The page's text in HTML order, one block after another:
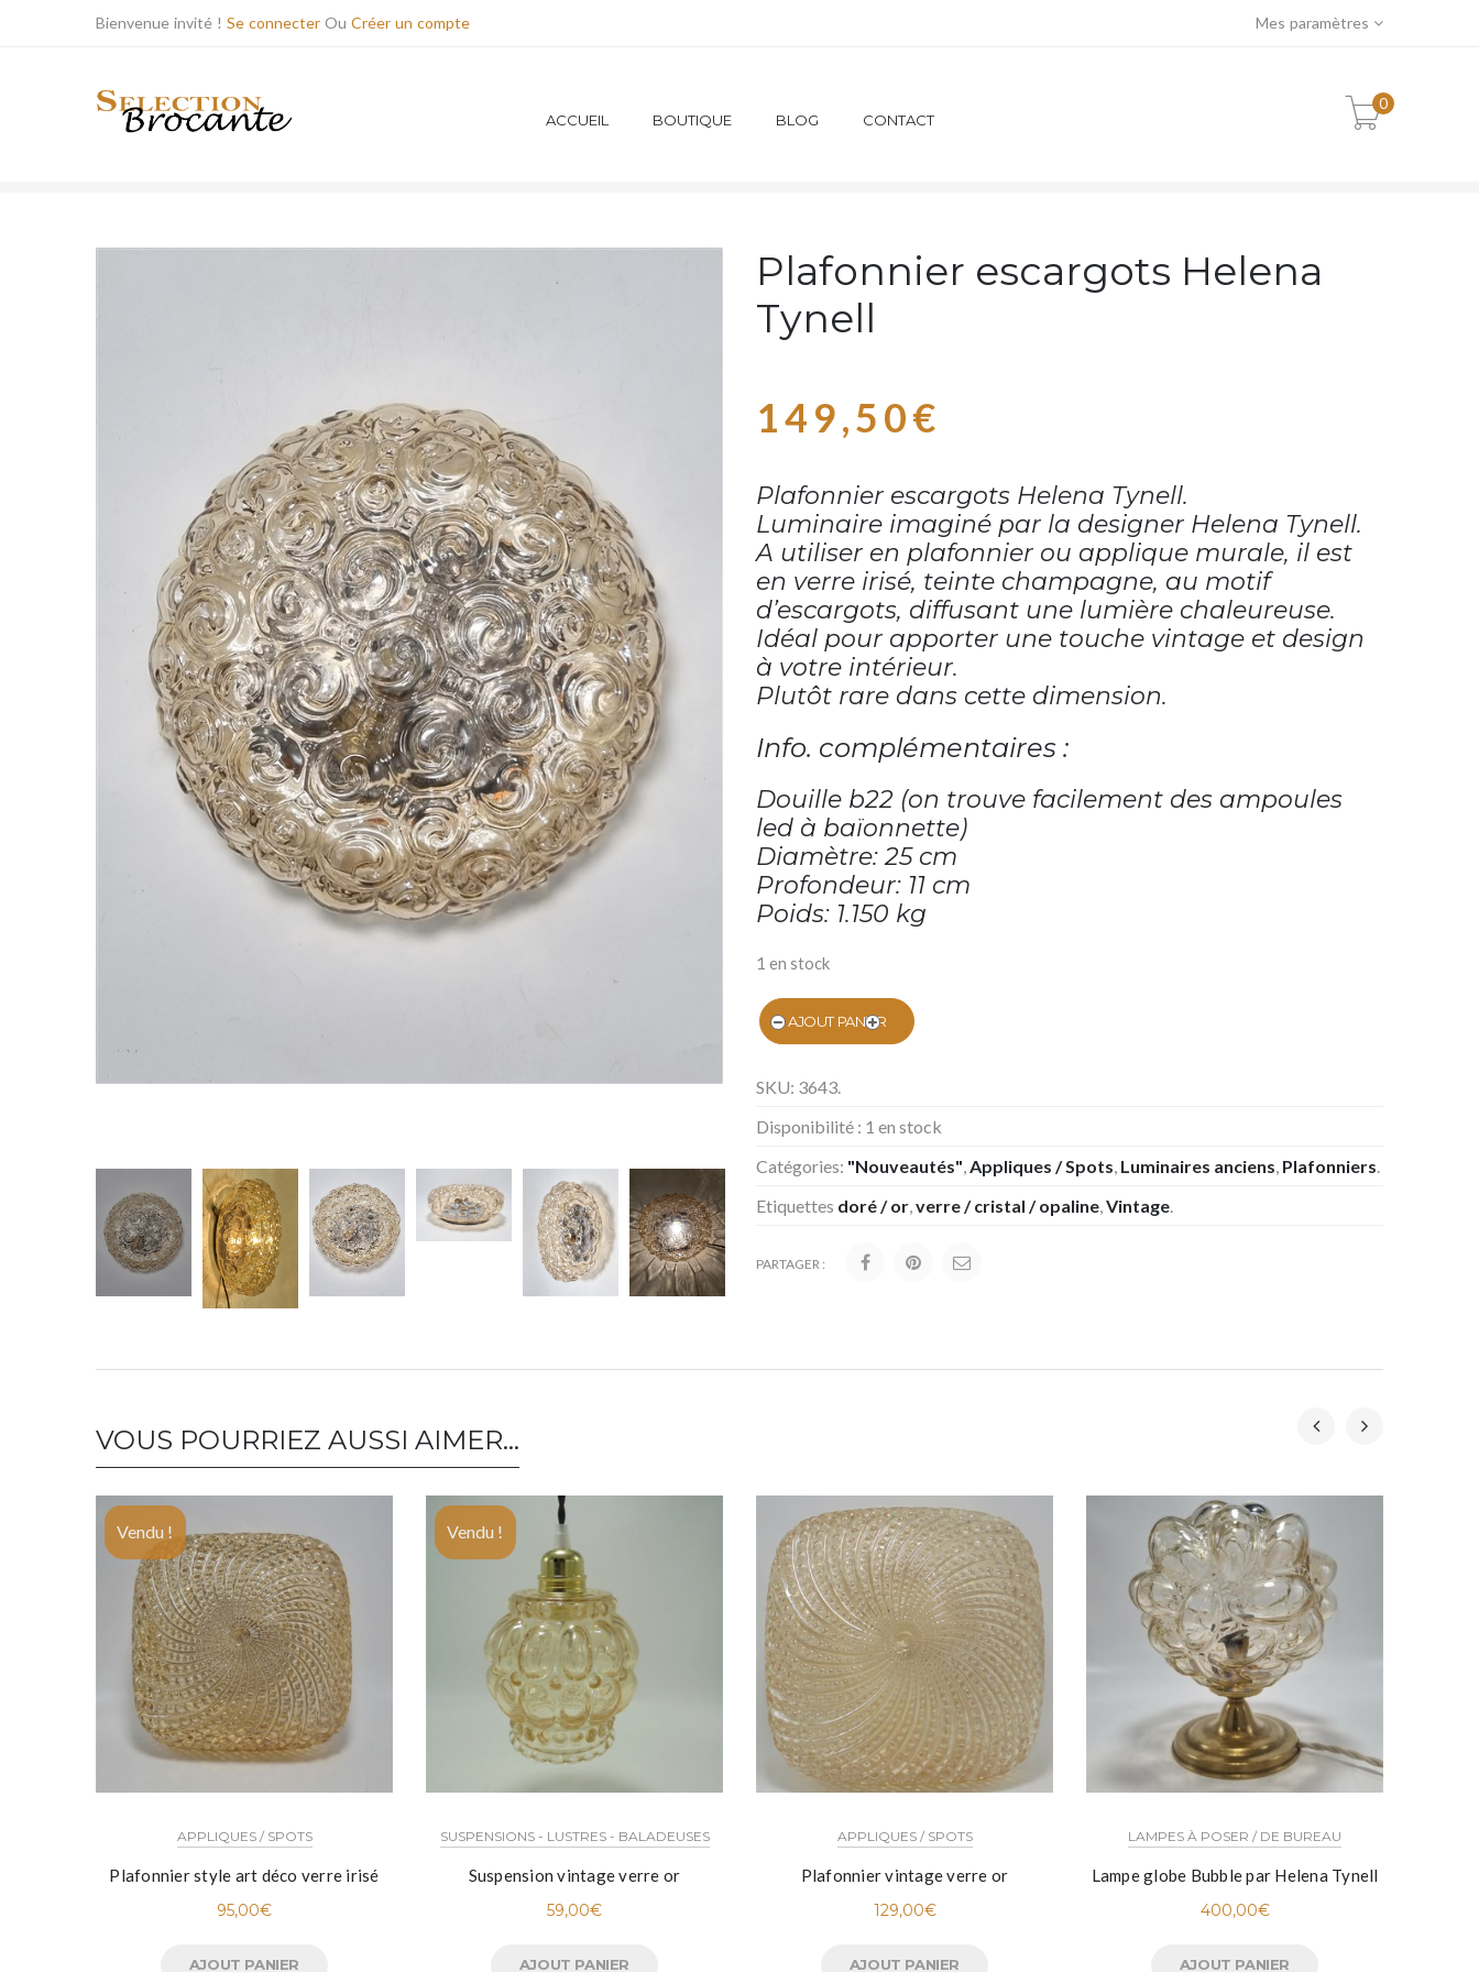
Bienvenue invité ! Se connecter Ou Créer un compte Mes paramètres
ACCUEIL BOUTIQUE BLOG CONTACT
0
Plafonnier escargots Helena
Tynell
149,50€
Plafonnier escargots Helena Tynell.
Luminaire imaginé par la designer Helena Tynell.
A utiliser en plafonnier ou applique murale, il est
en verre irisé, teinte champagne, au motif
d’escargots, diffusant une lumière chaleureuse.
Idéal pour apporter une touche vintage et design
à votre intérieur.
Plutôt rare dans cette dimension.
Info. complémentaires :
Douille b22 (on trouve facilement des ampoules
led à baïonnette)
Diamètre: 25 cm
Profondeur: 11 cm
Poids: 1.150 kg
1 en stock
AJOUT PANIER
SKU: 3643.
Disponibilité : 1 en stock
Catégories: "Nouveautés",Appliques / Spots, Luminaires anciens, Plafonniers.
Etiquettes doré / or,verre / cristal / opaline,Vintage.
PARTAGER :
VOUS POURRIEZ AUSSI AIMER…
Vendu !
APPLIQUES / SPOTS
Plafonnier style art déco verre irisé
95,00€
AJOUT PANIER
Vendu !
SUSPENSIONS - LUSTRES - BALADEUSES
Suspension vintage verre or
59,00€
AJOUT PANIER
APPLIQUES / SPOTS
Plafonnier vintage verre or
129,00€
AJOUT PANIER
LAMPES À POSER / DE BUREAU
Lampe globe Bubble par Helena Tynell
400,00€
AJOUT PANIER